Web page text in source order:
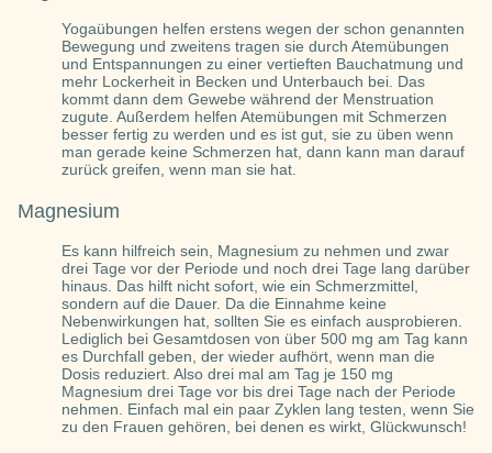
Yogaübungen helfen erstens wegen der schon genannten
Bewegung und zweitens tragen sie durch Atemübungen
und Entspannungen zu einer vertieften Bauchatmung und
mehr Lockerheit in Becken und Unterbauch bei. Das
kommt dann dem Gewebe während der Menstruation
zugute. Außerdem helfen Atemübungen mit Schmerzen
besser fertig zu werden und es ist gut, sie zu üben wenn
man gerade keine Schmerzen hat, dann kann man darauf
zurück greifen, wenn man sie hat.
Magnesium
Es kann hilfreich sein, Magnesium zu nehmen und zwar
drei Tage vor der Periode und noch drei Tage lang darüber
hinaus. Das hilft nicht sofort, wie ein Schmerzmittel,
sondern auf die Dauer. Da die Einnahme keine
Nebenwirkungen hat, sollten Sie es einfach ausprobieren.
Lediglich bei Gesamtdosen von über 500 mg am Tag kann
es Durchfall geben, der wieder aufhört, wenn man die
Dosis reduziert. Also drei mal am Tag je 150 mg
Magnesium drei Tage vor bis drei Tage nach der Periode
nehmen. Einfach mal ein paar Zyklen lang testen, wenn Sie
zu den Frauen gehören, bei denen es wirkt, Glückwunsch!